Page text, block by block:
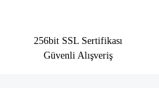
256bit SSL Sertifikası
Güvenli Alışveriş